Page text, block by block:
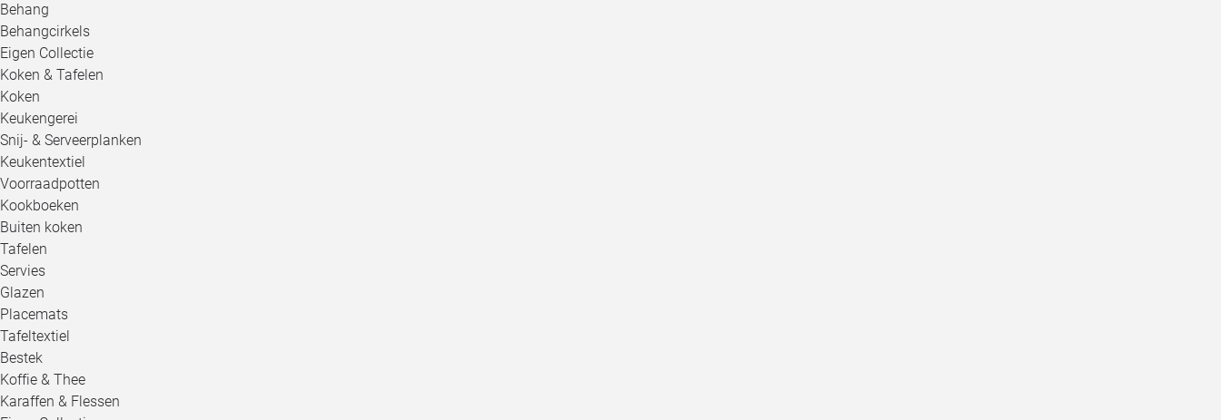
Behang
Behangcirkels
Eigen Collectie
Koken & Tafelen
Koken
Keukengerei
Snij- & Serveerplanken
Keukentextiel
Voorraadpotten
Kookboeken
Buiten koken
Tafelen
Servies
Glazen
Placemats
Tafeltextiel
Bestek
Koffie & Thee
Karaffen & Flessen